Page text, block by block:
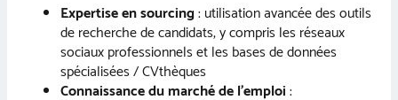
Expertise en sourcing: utilisation avancée des outils
de recherche de candidats, y compris les réseaux
sociaux professionnels et les bases de données
spécialisées / CVthèques
Connaissance du marché de l’emploi: